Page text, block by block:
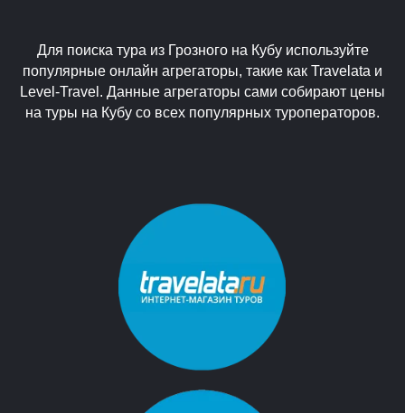
Для поиска тура из Грозного на Кубу используйте
популярные онлайн агрегаторы, такие как Travelata и
Level-Travel. Данные агрегаторы сами собирают цены
на туры на Кубу со всех популярных туроператоров.